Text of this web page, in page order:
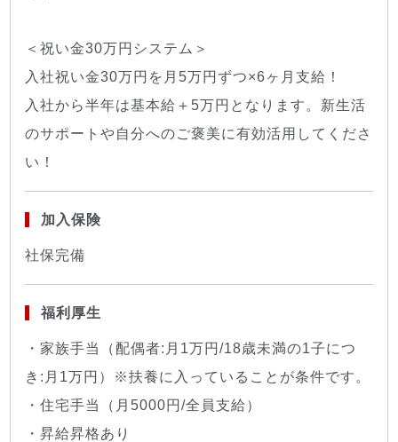
＜祝い金30万円システム＞
入社祝い金30万円を月5万円ずつ×6ヶ月支給！
入社から半年は基本給＋5万円となります。新生活
のサポートや自分へのご褒美に有効活用してくださ
い！
加入保険
社保完備
福利厚生
・家族手当（配偶者:月1万円/18歳未満の1子につ
き:月1万円）※扶養に入っていることが条件です。
・住宅手当（月5000円/全員支給）
・昇給昇格あり